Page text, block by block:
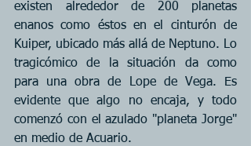
existen alrededor de 200 planetas
enanos como éstos en el cinturón de
Kuiper, ubicado más allá de Neptuno. Lo
tragicómico de la situación da como
para una obra de Lope de Vega. Es
evidente que algo no encaja, y todo
comenzó con el azulado "planeta Jorge"
en medio de Acuario.